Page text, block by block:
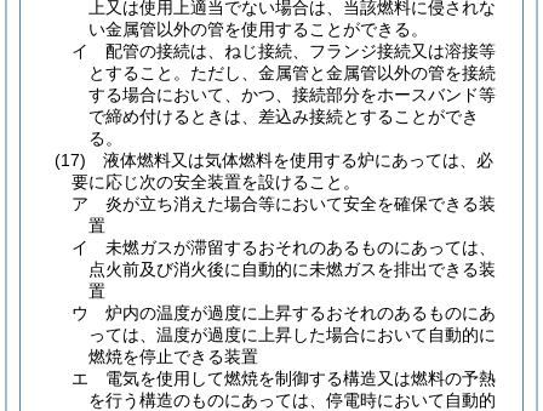
上又は使用上適当でない場合は、当該燃料に侵されな
い金属管以外の管を使用することができる。
イ
配管の接続は、ねじ接続、フランジ接続又は溶接等
とすること。 ただし、金属管と金属管以外の管を接続
する場合において、かつ、接続部分をホースバンド等
で締め付けるときは、差込み接続とすることができ
る。
(17)
液体燃料又は気体燃料を使用する炉にあっては、必
要に応じ次の安全装置を設けること。
ア
炎が立ち消えた場合等において安全を確保できる装
置
イ
未燃ガスが滞留するおそれのあるものにあっては、
点火前及び消火後に自動的に未燃ガスを排出できる装
置
ウ
炉内の温度が過度に上昇するおそれのあるものにあ
っては、温度が過度に上昇した場合において自動的に
燃焼を停止できる装置
エ
電気を使用して燃焼を制御する構造又は燃料の予熱
を行う構造のものにあっては、停電時において自動的